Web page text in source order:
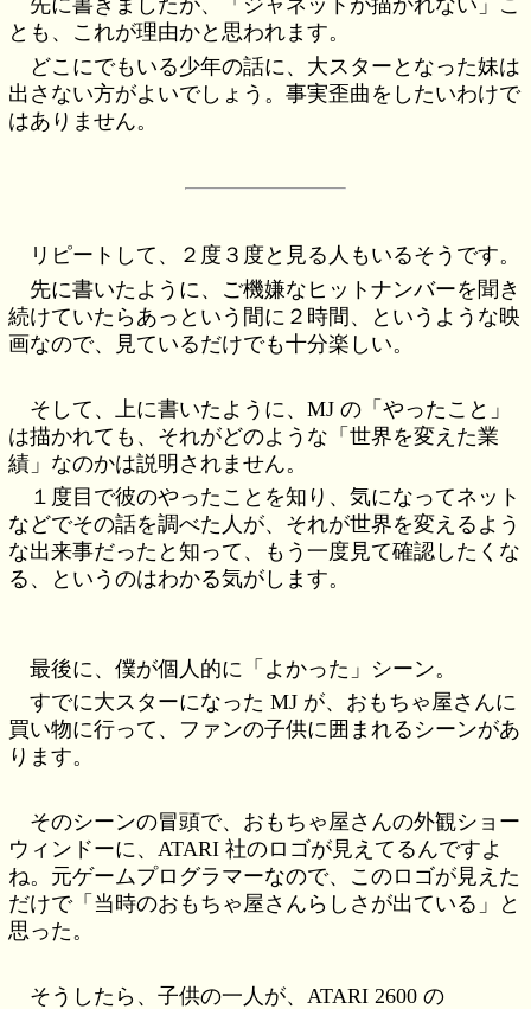
先に書きましたが、「ジャネットが描かれない」こ
とも、これが理由かと思われます。
どこにでもいる少年の話に、大スターとなった妹は
出さない方がよいでしょう。事実歪曲をしたいわけで
はありません。
リピートして、２度３度と見る人もいるそうです。
先に書いたように、ご機嫌なヒットナンバーを聞き
続けていたらあっという間に２時間、というような映
画なので、見ているだけでも十分楽しい。
そして、上に書いたように、MJ の「やったこと」
は描かれても、それがどのような「世界を変えた業
績」なのかは説明されません。
１度目で彼のやったことを知り、気になってネット
などでその話を調べた人が、それが世界を変えるよう
な出来事だったと知って、もう一度見て確認したくな
る、というのはわかる気がします。
最後に、僕が個人的に「よかった」シーン。
すでに大スターになった MJ が、おもちゃ屋さんに
買い物に行って、ファンの子供に囲まれるシーンがあ
ります。
そのシーンの冒頭で、おもちゃ屋さんの外観ショー
ウィンドーに、ATARI 社のロゴが見えてるんですよ
ね。元ゲームプログラマーなので、このロゴが見えた
だけで「当時のおもちゃ屋さんらしさが出ている」と
思った。
そうしたら、子供の一人が、ATARI 2600 の